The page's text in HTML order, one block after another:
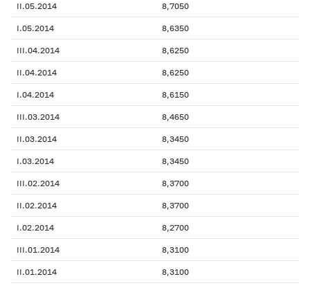
II.05.2014 8,7050
I.05.2014 8,6350
III.04.2014 8,6250
II.04.2014 8,6250
I.04.2014 8,6150
III.03.2014 8,4650
II.03.2014 8,3450
I.03.2014 8,3450
III.02.2014 8,3700
II.02.2014 8,3700
I.02.2014 8,2700
III.01.2014 8,3100
II.01.2014 8,3100